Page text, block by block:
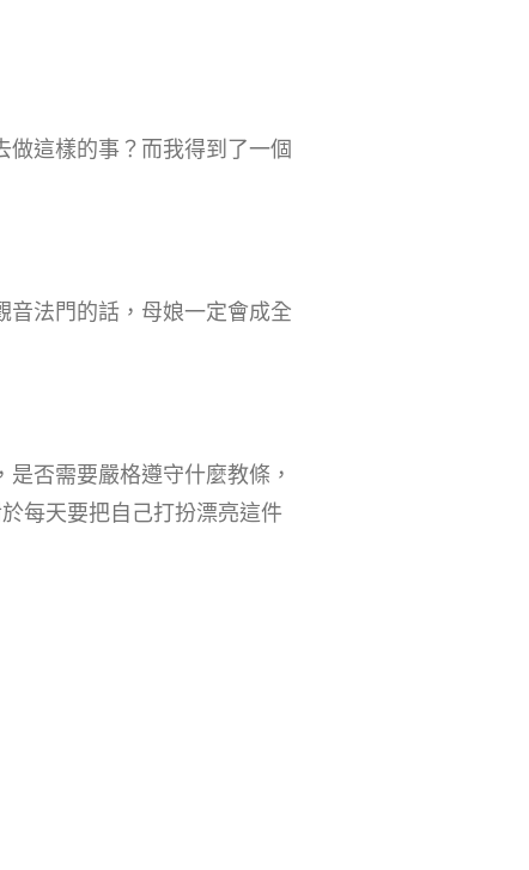
這樣的事？而我得到了一個
音法門的話，母娘一定會成全
否需要嚴格遵守什麼教條，
每天要把自己打扮漂亮這件